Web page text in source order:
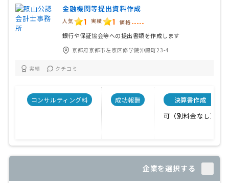
金融機関等提出資料作成
人気 1 実績 1 価格 -----
銀行や保証協会等への提出書類を作成します
京都府京都市左京区修学院沖殿町23-4
実績 クチコミ
コンサルティング料 成功報酬
決算書作成
可（別料金なし）
企業を選択する